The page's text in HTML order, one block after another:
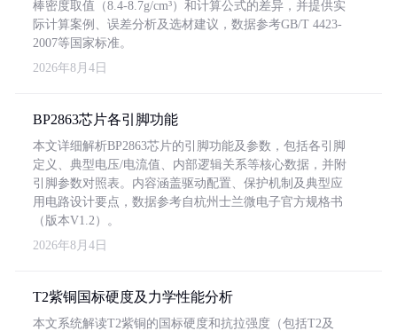
棒密度取值（8.4-8.7g/cm³）和计算公式的差异，并提供实
际计算案例、误差分析及选材建议，数据参考GB/T 4423-
2007等国家标准。
2026年8月4日
BP2863芯片各引脚功能
本文详细解析BP2863芯片的引脚功能及参数，包括各引脚
定义、典型电压/电流值、内部逻辑关系等核心数据，并附
引脚参数对照表。内容涵盖驱动配置、保护机制及典型应
用电路设计要点，数据参考自杭州士兰微电子官方规格书
（版本V1.2）。
2026年8月4日
T2紫铜国标硬度及力学性能分析
本文系统解读T2紫铜的国标硬度和抗拉强度（包括T2及